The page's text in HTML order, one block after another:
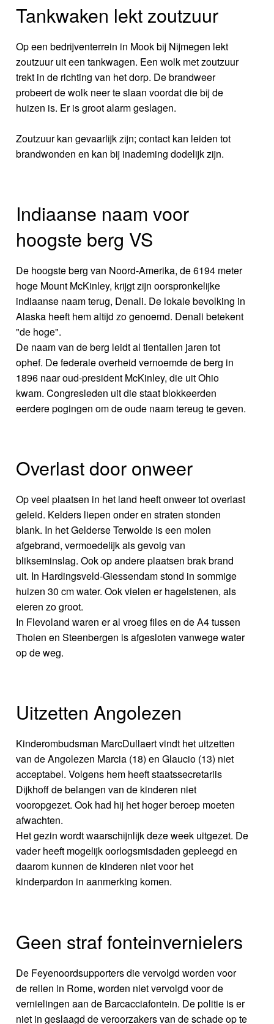
Tankwaken lekt zoutzuur
Op een bedrijventerrein in Mook bij Nijmegen lekt
zoutzuur uit een tankwagen. Een wolk met zoutzuur
trekt in de richting van het dorp. De brandweer
probeert de wolk neer te slaan voordat die bij de
huizen is. Er is groot alarm geslagen.
Zoutzuur kan gevaarlijk zijn; contact kan leiden tot
brandwonden en kan bij inademing dodelijk zijn.
Indiaanse naam voor
hoogste berg VS
De hoogste berg van Noord-Amerika, de 6194 meter
hoge Mount McKinley, krijgt zijn oorspronkelijke
indiaanse naam terug, Denali. De lokale bevolking in
Alaska heeft hem altijd zo genoemd. Denali betekent
"de hoge".
De naam van de berg leidt al tientallen jaren tot
ophef. De federale overheid vernoemde de berg in
1896 naar oud-president McKinley, die uit Ohio
kwam. Congresleden uit die staat blokkeerden
eerdere pogingen om de oude naam tereug te geven.
Overlast door onweer
Op veel plaatsen in het land heeft onweer tot overlast
geleid. Kelders liepen onder en straten stonden
blank. In het Gelderse Terwolde is een molen
afgebrand, vermoedelijk als gevolg van
blikseminslag. Ook op andere plaatsen brak brand
uit. In Hardingsveld-Giessendam stond in sommige
huizen 30 cm water. Ook vielen er hagelstenen, als
eieren zo groot.
In Flevoland waren er al vroeg files en de A4 tussen
Tholen en Steenbergen is afgesloten vanwege water
op de weg.
Uitzetten Angolezen
Kinderombudsman MarcDullaert vindt het uitzetten
van de Angolezen Marcia (18) en Glaucio (13) niet
acceptabel. Volgens hem heeft staatssecretariis
Dijkhoff de belangen van de kinderen niet
vooropgezet. Ook had hij het hoger beroep moeten
afwachten.
Het gezin wordt waarschijnlijk deze week uitgezet. De
vader heeft mogelijk oorlogsmisdaden gepleegd en
daarom kunnen de kinderen niet voor het
kinderpardon in aanmerking komen.
Geen straf fonteinvernielers
De Feyenoordsupporters die vervolgd worden voor
de rellen in Rome, worden niet vervolgd voor de
vernielingen aan de Barcacciafontein. De politie is er
niet in geslaagd de veroorzakers van de schade op te